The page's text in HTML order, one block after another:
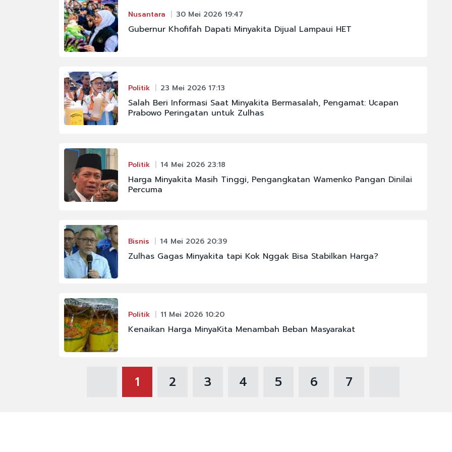
Nusantara 30 Mei 2026 19:47
Gubernur Khofifah Dapati Minyakita Dijual Lampaui HET
Politik 23 Mei 2026 17:13
Salah Beri Informasi Saat Minyakita Bermasalah, Pengamat: Ucapan
Prabowo Peringatan untuk Zulhas
Politik 14 Mei 2026 23:18
Harga Minyakita Masih Tinggi, Pengangkatan Wamenko Pangan Dinilai
Percuma
Bisnis 14 Mei 2026 20:39
Zulhas Gagas Minyakita tapi Kok Nggak Bisa Stabilkan Harga?
Politik 11 Mei 2026 10:20
Kenaikan Harga MinyaKita Menambah Beban Masyarakat
1 2 3 4 5 6 7